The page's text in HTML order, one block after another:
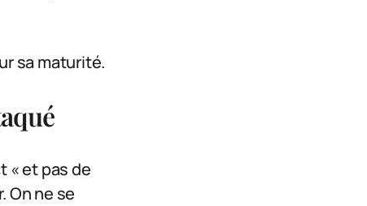
sa maturité.
« et pas de
On ne se